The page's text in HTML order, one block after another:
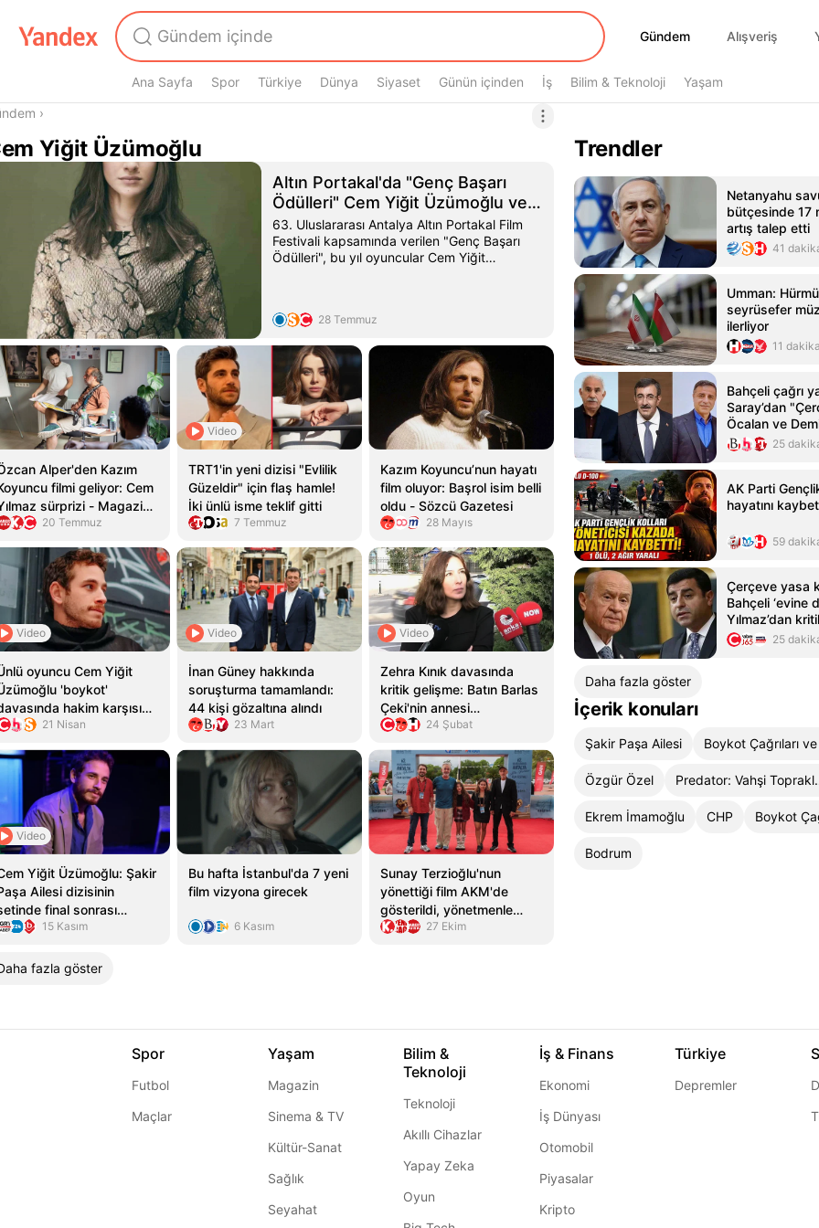
Gündem
Gündem Alışveriş
Ana Sayfa Spor Türkiye Dünya Siyaset Günün içinden İş Bilim & Teknoloji Yaşam
›
Yiğit Üzümoğlu
Altın Portakal'da "Genç Başarı
Ödülleri" Cem Yiğit Üzümoğlu ve
Leyla Smyrna Cabas'ın
63. Uluslararası Antalya Altın Portakal Film
Festivali kapsamında verilen "Genç Başarı
Ödülleri", bu yıl oyuncular Cem Yiğit
28 Temmuz
Alper'den Kazım
filmi geliyor: Cem
sürprizi - Magazin
- HT Magazin
20 Temmuz
Video
TRT1'in yeni dizisi "Evlilik
Güzeldir" için flaş hamle!
İki ünlü isme teklif gitti
7 Temmuz
Kazım Koyuncu’nun hayatı
film oluyor: Başrol isim belli
oldu - Sözcü Gazetesi
28 Mayıs
Video
oyuncu Cem Yiğit
'boykot'
hakim karşısına
'Cumhurbaşkanının
bu nasıl suç?'
21 Nisan
Video
İnan Güney hakkında
soruşturma tamamlandı:
44 kişi gözaltına alındı
23 Mart
Video
Zehra Kınık davasında
kritik gelişme: Batın Barlas
Çeki'nin annesi
şikayetinden vazgeçti!
24 Şubat
Video
Yiğit Üzümoğlu: Şakir
Ailesi dizisinin
final sonrası
çıktı
15 Kasım
Bu hafta İstanbul'da 7 yeni
film vizyona girecek
6 Kasım
Sunay Terzioğlu'nun
yönettiği film AKM'de
gösterildi, yönetmenle
söyleşi yapıldı
27 Ekim
fazla göster
Trendler
Netanyahu
bütçesinde 17
artış talep etti
41
Umman:
seyrüsefer
ilerliyor
11
Bahçeli çağrı
Saray’dan
Öcalan ve
kapsayacak
yanıt
25
AK Parti
hayatını
59
Çerçeve yasa
Bahçeli ‘evine
Yılmaz’dan
açıklaması
25
Daha fazla göster
İçerik konuları
Şakir Paşa Ailesi
Özgür Özel
Ekrem İmamoğlu CHP
Bodrum
Spor
Futbol
Maçlar
Yaşam
Magazin
Sinema & TV
Kültür-Sanat
Sağlık
Seyahat
Bilim &
Teknoloji
Teknoloji
Akıllı Cihazlar
Yapay Zeka
Oyun
İş & Finans
Ekonomi
İş Dünyası
Otomobil
Piyasalar
Kripto
Türkiye
Depremler